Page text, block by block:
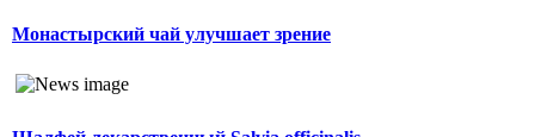
Монастырский чай улучшает зрение